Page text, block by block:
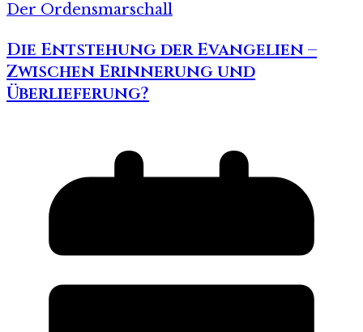
Der Ordensmarschall
Die Entstehung der Evangelien –
Zwischen Erinnerung und
Überlieferung?